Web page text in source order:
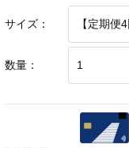
サイズ：
数量：